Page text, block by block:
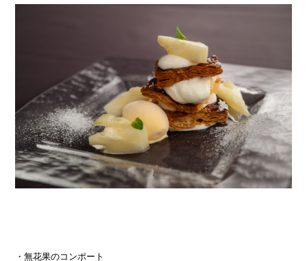
・無花果のコンポート